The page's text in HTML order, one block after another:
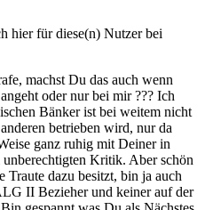
hier für diese(n) Nutzer bei
machst Du das auch wenn
oder nur bei mir ??? Ich
Bänker ist bei weitem nicht
betrieben wird, nur da
ganz ruhig mit Deiner in
Kritik. Aber schön
Traute dazu besitzt, bin ja auch
II Bezieher und keiner auf der